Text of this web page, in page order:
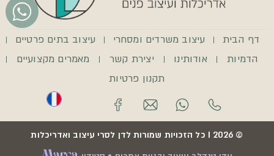
דף הבית עיצוב משרדים ומסחרי
עיצוב בתים פרטיים
הדמיות
אודותינו יצירת קשר
מאמרים מקצועיים
תקנון פרטיות
© 2026 I כל הזכויות שמורות לדן לסרי עיצוב ואדריכלות